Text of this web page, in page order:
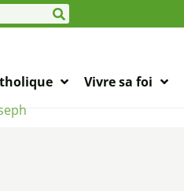
Vivre sa foi